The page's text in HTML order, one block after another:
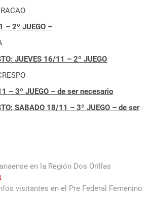
– 2º JUEGO –
JUEVES 16/11 – 2º JUEGO
– 3º JUEGO – de ser necesario
SABADO 18/11 – 3º JUEGO – de ser
en la Región Dos Orillas
Next
post:visitantes en el Pre Federal Femenino